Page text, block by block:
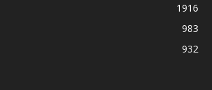
1916
983
932